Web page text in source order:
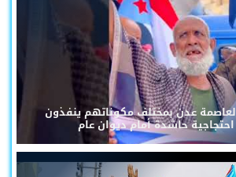
العاصمة عدن بمختلف مكوناتهم ينفذون
حاشدة أمام ديوان عام